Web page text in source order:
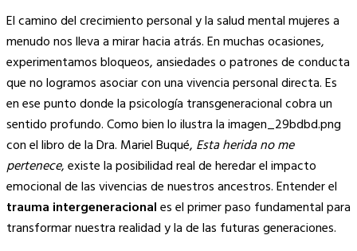
Copy
Link
El camino del crecimiento personal y la salud mental mujeres a
menudo nos lleva a mirar hacia atrás. En muchas ocasiones,
experimentamos bloqueos, ansiedades o patrones de conducta
que no logramos asociar con una vivencia personal directa. Es
en ese punto donde la psicología transgeneracional cobra un
sentido profundo. Como bien lo ilustra la imagen_29bdbd.png
con el libro de la Dra. Mariel Buqué, Esta herida no me
pertenece, existe la posibilidad real de heredar el impacto
emocional de las vivencias de nuestros ancestros. Entender el
trauma intergeneracionales el primer paso fundamental para
transformar nuestra realidad y la de las futuras generaciones.